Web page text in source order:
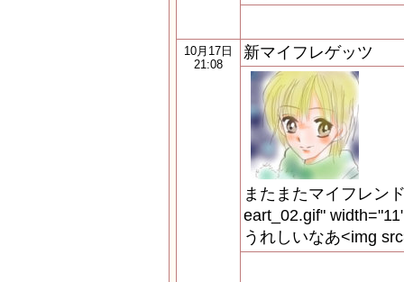
10月17日
21:08
新マイフレゲッツ
またまたマイフレン
eart_02.gif"
うれしいなあ<img